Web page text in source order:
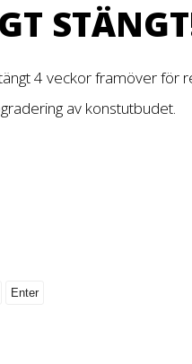
4 veckor framöver för
av konstutbudet.